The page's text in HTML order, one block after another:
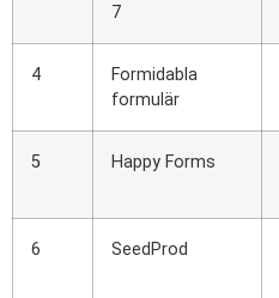
7
4
Formidabla
formulär
5 Happy Forms
6 SeedProd